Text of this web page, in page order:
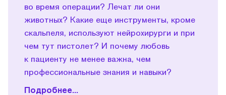
во время операции? Лечат ли они
животных? Какие еще инструменты, кроме
скальпеля, используют нейрохирурги и при
чем тут пистолет? И почему любовь
к пациенту не менее важна, чем
профессиональные знания и навыки?
Подробнее...